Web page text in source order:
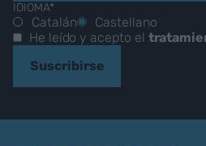
IDIOMA*
Catalán
Castellano
He leído y acepto el
Suscribirse